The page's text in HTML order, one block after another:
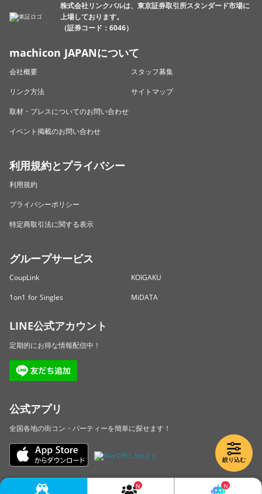
絞り込む
株式会社リンクバルは、東京証券取引所スタンダード市場に
上場しております。
（証券コード：6046）
machicon JAPANについて
会社概要
スタッフ募集
リンク方法
サイトマップ
取材・プレスについてのお問い合わせ
イベント掲載のお問い合わせ
利用規約とプライバシー
利用規約
プライバシーポリシー
特定商取引法に関する表示
グループサービス
CoupLink
KOIGAKU
1on1 for Singles
MiDATA
LINE公式アカウント
定期的にお得な情報配信中！
公式アプリ
全国各地の街コン・パーティーを簡単に探せます！
Copyright © LINKBAL Inc. All Rights Reserved.